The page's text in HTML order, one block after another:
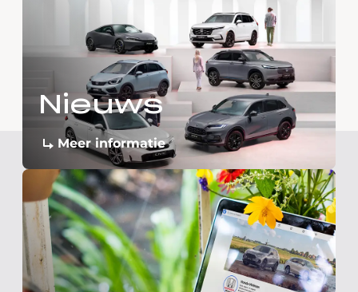
Nieuws
Meer informatie